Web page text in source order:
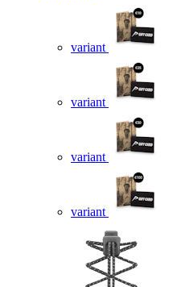
variant
variant
variant
variant